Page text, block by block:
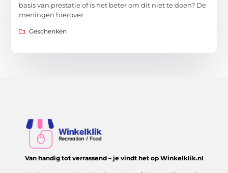
basis van prestatie of is het beter om dit niet te doen? De
meningen hierover
Geschenken
Van handig tot verrassend – je vindt het op Winkelklik.nl